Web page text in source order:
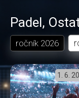
Padel,
ročník 2026
1. 6.